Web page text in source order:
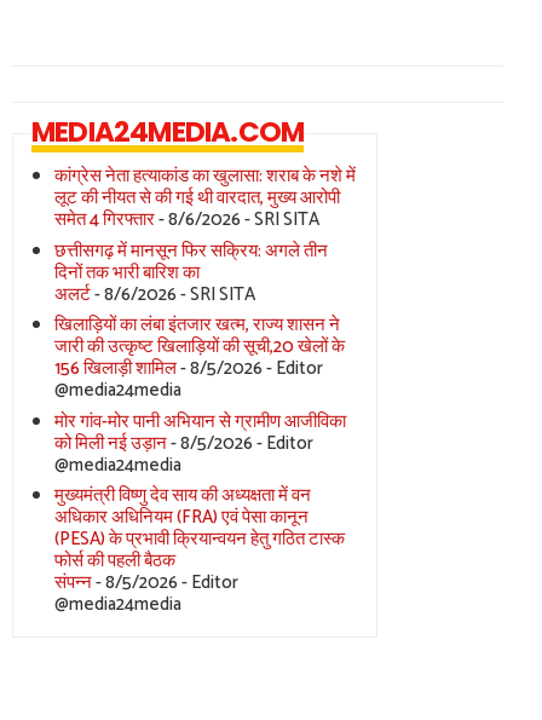
MEDIA24MEDIA.COM
कांग्रेस नेता हत्याकांड का खुलासा: शराब के नशे में
लूट की नीयत से की गई थी वारदात, मुख्य आरोपी
समेत 4 गिरफ्तार- 8/6/2026- SRI SITA
छत्तीसगढ़ में मानसून फिर सक्रिय: अगले तीन
दिनों तक भारी बारिश का
अलर्ट- 8/6/2026- SRI SITA
खिलाड़ियों का लंबा इंतजार खत्म, राज्य शासन ने
जारी की उत्कृष्ट खिलाड़ियों की सूची,20 खेलों के
156 खिलाड़ी शामिल- 8/5/2026- Editor
@media24media
मोर गांव-मोर पानी अभियान से ग्रामीण आजीविका
को मिली नई उड़ान- 8/5/2026- Editor
@media24media
मुख्यमंत्री विष्णु देव साय की अध्यक्षता में वन
अधिकार अधिनियम (FRA) एवं पेसा कानून
(PESA) के प्रभावी क्रियान्वयन हेतु गठित टास्क
फोर्स की पहली बैठक
संपन्न- 8/5/2026- Editor
@media24media